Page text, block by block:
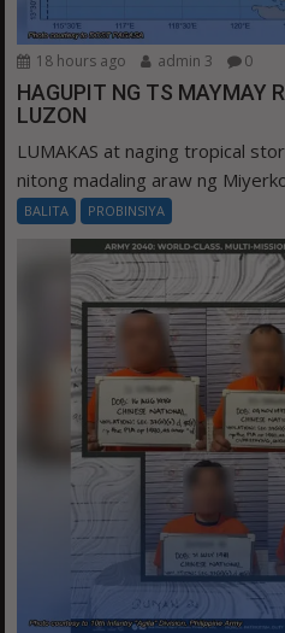
18 hours ago admin 3 0
HAGUPIT NG TS MAYMAY
LUZON
LUMAKAS at naging tropical
nitong madaling araw ng
BALITA PROBINSIYA